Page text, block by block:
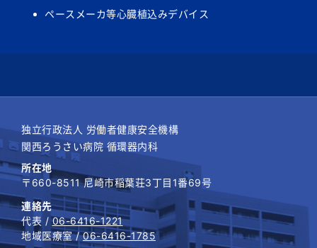
ペースメーカ等心臓植込みデバイス
独立行政法人 労働者健康安全機構
関西ろうさい病院 循環器内科
所在地
〒660-8511 尼崎市稲葉荘3丁目1番69号
連絡先
代表 /06-6416-1221
地域医療室 /06-6416-1785